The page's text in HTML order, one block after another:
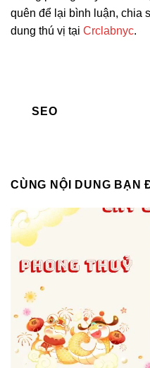
quên để lại bình luận, chia
dung thú vị tại Crclabnyc.
SEO
CÙNG NỘI DUNG BẠN